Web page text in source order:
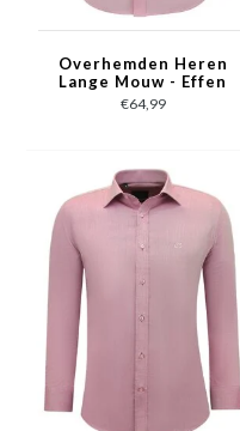
Overhemden Heren
Lange Mouw - Effen
Blouse Slim Fit - Roze
€64,99